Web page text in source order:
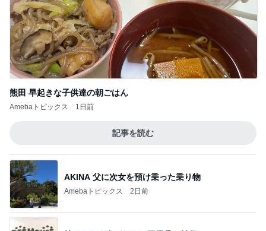
熊田 早起きな子供達の朝ごはん
Amebaトピックス 1日前
記事を読む
AKINA 父に次女を預け乗った乗り物
Amebaトピックス 2日前